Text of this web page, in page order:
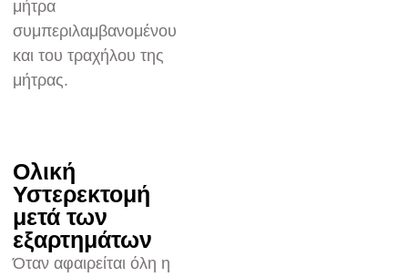
μήτρα
συμπεριλαμβανομένου
και του τραχήλου της
μήτρας.
Ολική
Υστερεκτομή
μετά των
εξαρτημάτων
Όταν αφαιρείται όλη η